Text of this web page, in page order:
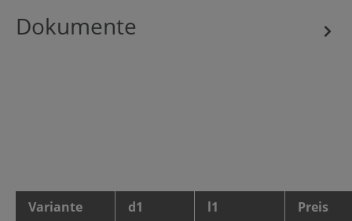
Dokumente
Variante d1 l1 Preis